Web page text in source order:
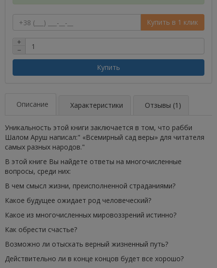
Купить в 1 клик
+
−
Купить
Описание Характеристики Отзывы (1)
Уникальность этой книги заключается в том, что рабби
Шалом Аруш написал:" «Всемирный сад веры» для читателя
самых разных народов."
В этой книге Вы найдете ответы на многочисленные
вопросы, среди них:
В чем смысл жизни, преисполненной страданиями?
Какое будущее ожидает род человеческий?
Какое из многочисленных мировоззрений истинно?
Как обрести счастье?
Возможно ли отыскать верный жизненный путь?
Действительно ли в конце концов будет все хорошо?